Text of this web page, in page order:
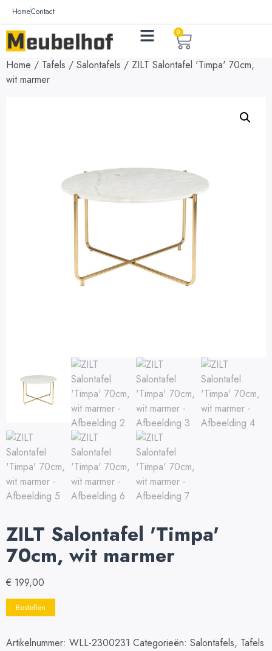
HomeContact
0
Home / Tafels / Salontafels / ZILT Salontafel 'Timpa' 70cm,
wit marmer
ZILT Salontafel 'Timpa'
70cm, wit marmer
€ 199,00
Bestellen
Artikelnummer: WLL-2300231 Categorieën: Salontafels, Tafels